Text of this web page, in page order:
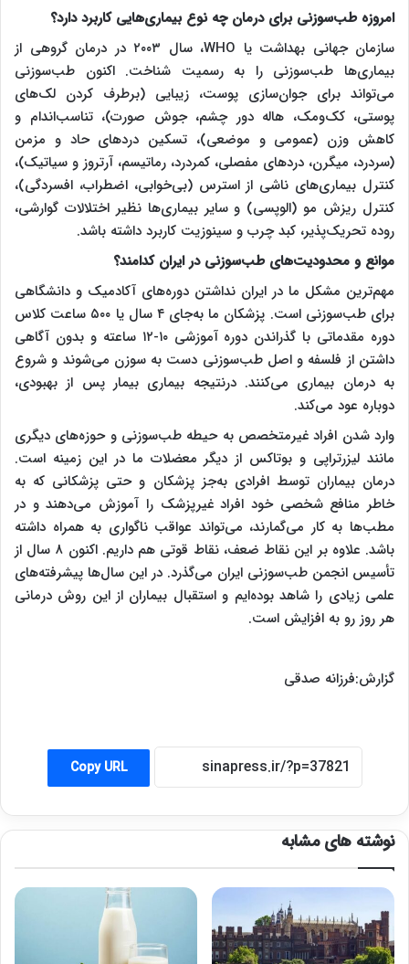
امروزه طب‌سوزنی برای درمان چه نوع بیماری‌‌هایی کاربرد دارد؟
سازمان جهانی بهداشت یا WHO
، سال ۲۰۰۳ در درمان گروهی از
بیماری‌ها طب‌سوزنی را به رسمیت شناخت. اکنون طب‌سوزنی
می‌تواند برای جوان‌سازی پوست، زیبایی (برطرف کردن لک‌های
پوستی، کک‌ومک، هاله دور چشم، جوش صورت)، تناسب‌اندام و
کاهش وزن (عمومی و موضعی)، تسکین دردهای حاد و مزمن
(سردرد، میگرن، دردهای مفصلی، کمردرد، رماتیسم، آرتروز و سیاتیک)،
کنترل بیماری‌های ناشی از استرس (بی‌خوابی، اضطراب، افسردگی)،
کنترل ریزش مو (الوپسی) و سایر بیماری‌ها نظیر اختلالات گوارشی،
روده تحریک‌پذیر، کبد چرب و سینوزیت کاربرد داشته باشد.
موانع و محدودیت‌های طب‌سوزنی در ایران کدامند؟
مهم‌ترین مشکل ما در ایران نداشتن دوره‌های آکادمیک و دانشگاهی
برای طب‌سوزنی است. پزشکان ما به‌جای ۴ سال یا ۵۰۰ ساعت کلاس
دوره مقدماتی با گذراندن دوره آموزشی ۱۰-۱۲ ساعته و بدون آگاهی
داشتن از فلسفه و اصل طب‌سوزنی دست به سوزن می‌شوند و شروع
به درمان بیماری می‌کنند. درنتیجه بیماری بیمار پس از بهبودی‌،
دوباره عود می‌کند.
وارد شدن افراد غیرمتخصص به حیطه طب‌سوزنی و حوزه‌های دیگری
مانند لیزرتراپی و بوتاکس از دیگر معضلات ما در این زمینه است.
درمان بیماران توسط افرادی به‌جز پزشکان و حتی پزشکانی که به
خاطر منافع شخصی خود افراد غیرپزشک را آموزش می‌دهند و در
مطب‌ها به کار می‌گمارند، می‌تواند عواقب ناگواری به همراه داشته
باشد. علاوه بر این نقاط ضعف، نقاط قوتی هم داریم. اکنون ۸ سال از
تأسیس انجمن طب‌سوزنی ایران می‌گذرد. در این سال‌ها پیشرفته‌های
علمی زیادی را شاهد بوده‌ایم و استقبال بیماران از این روش درمانی
هر روز رو به افزایش است.
گزارش:فرزانه صدقی
Copy URL
نوشته های مشابه